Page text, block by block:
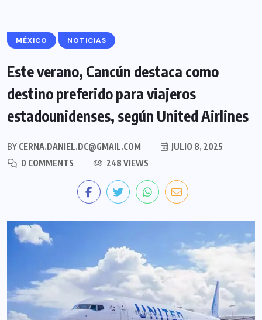
MÉXICO NOTICIAS
Este verano, Cancún destaca como
destino preferido para viajeros
estadounidenses, según United Airlines
BY CERNA.DANIEL.DC@GMAIL.COM
JULIO 8, 2025
0 COMMENTS
248 VIEWS